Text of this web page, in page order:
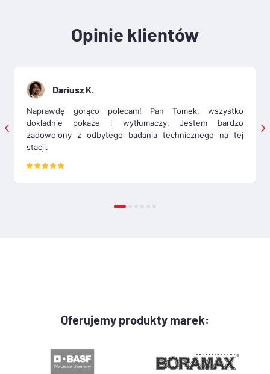
Opinie klientów
Dariusz K.
Naprawdę gorąco polecam! Pan Tomek, wszystko
dokładnie pokaże i wytłumaczy. Jestem bardzo
zadowolony z odbytego badania technicznego na tej
stacji.
Oferujemy produkty marek: